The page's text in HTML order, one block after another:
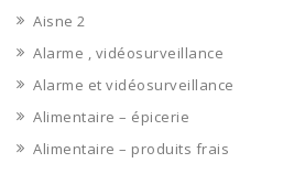
Aisne 2
Alarme , vidéosurveillance
Alarme et vidéosurveillance
Alimentaire – épicerie
Alimentaire – produits frais